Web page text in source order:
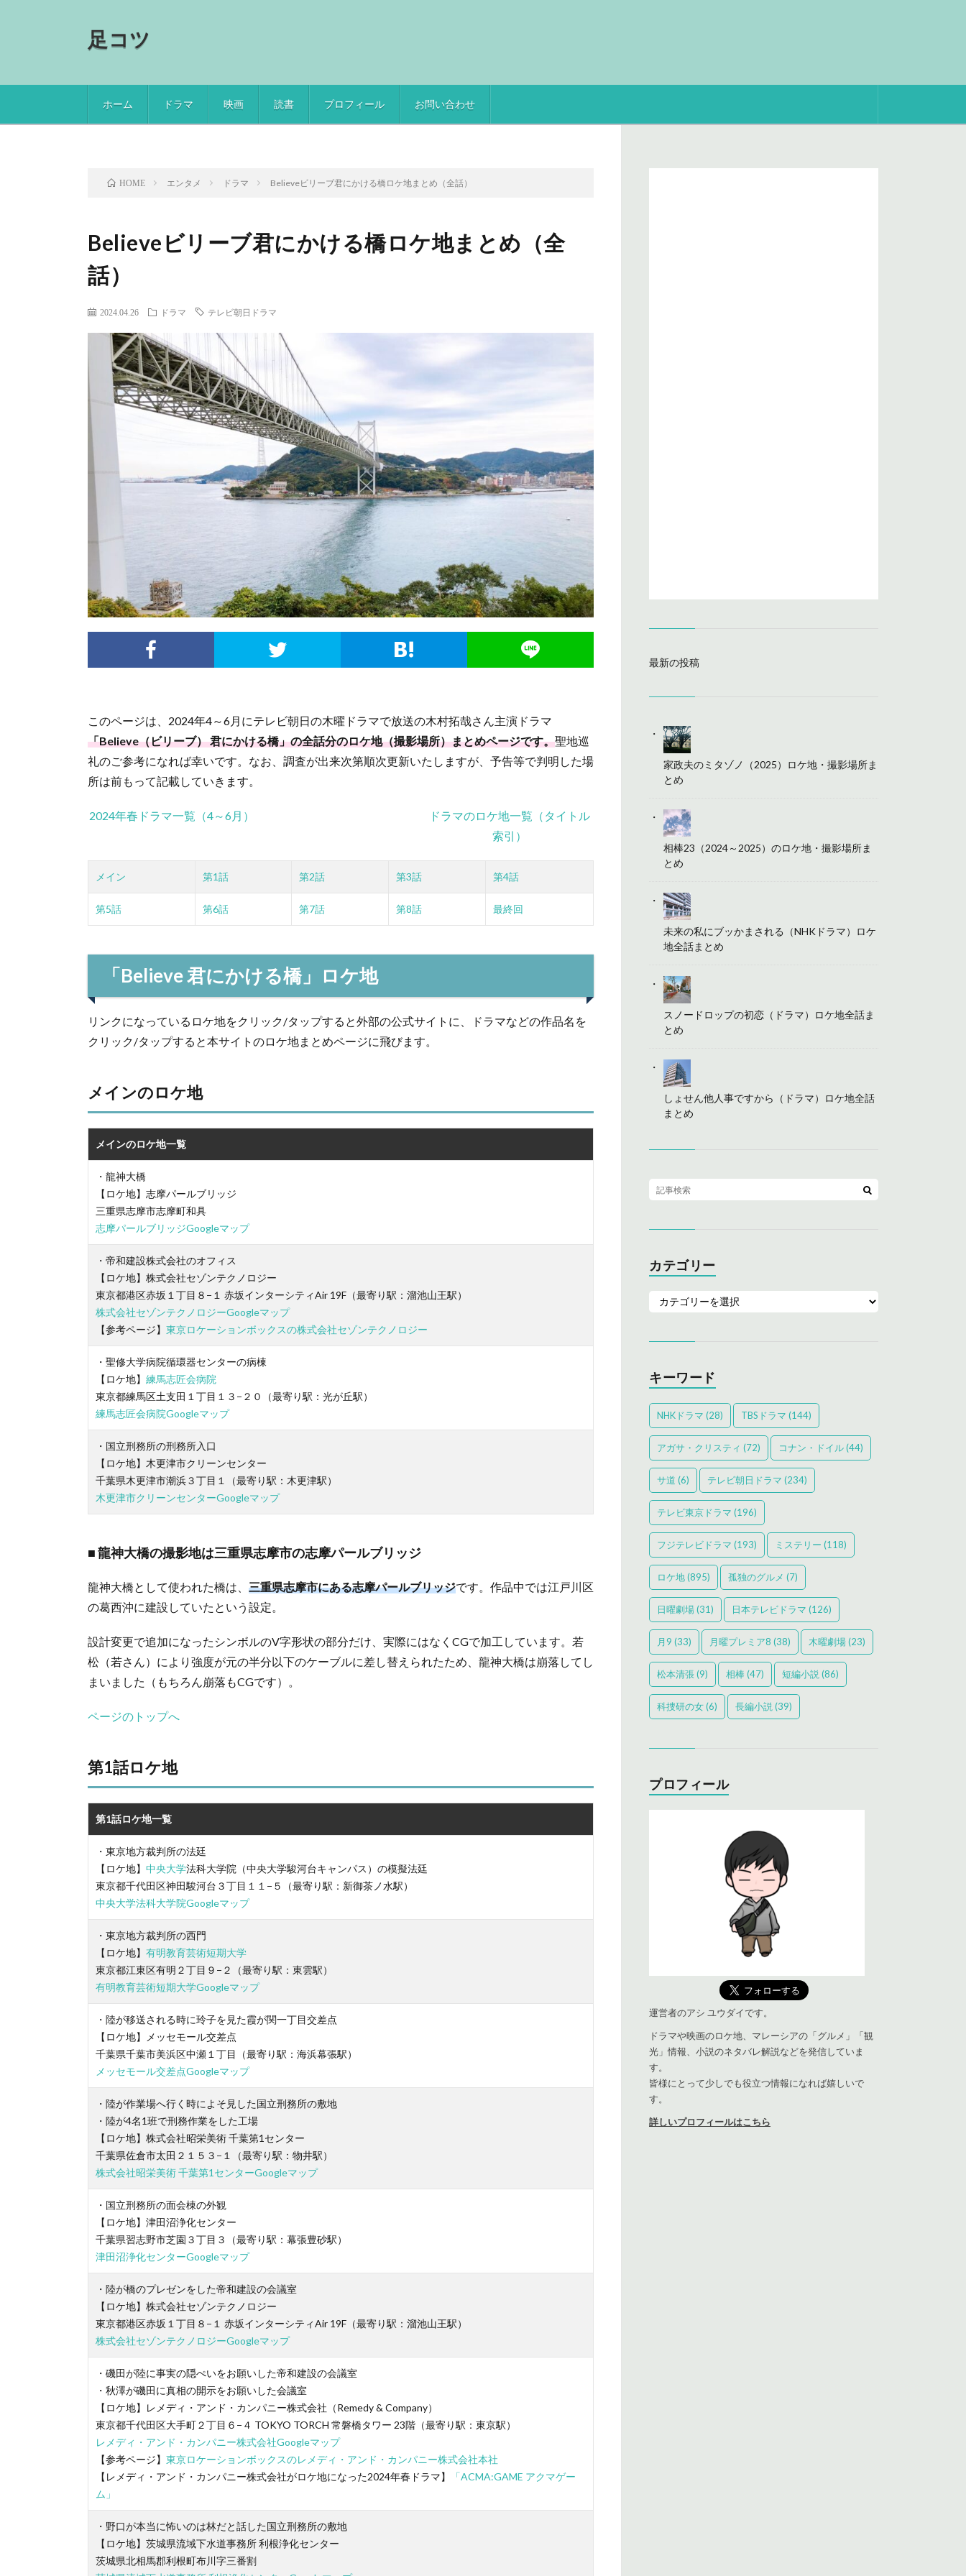
足コツ
ホーム ドラマ 映画 読書 プロフィール お問い合わせ
HOME エンタメ ドラマ Believeビリーブ君にかける橋ロケ地まとめ（全話）
Believeビリーブ君にかける橋ロケ地まとめ（全
話）
2024.04.26 ドラマ テレビ朝日ドラマ
このページは、2024年4～6月にテレビ朝日の木曜ドラマで放送の木村拓哉さん主演ドラマ
「Believe（ビリーブ） 君にかける橋」の全話分のロケ地（撮影場所）まとめページです。聖地巡
礼のご参考になれば幸いです。なお、調査が出来次第順次更新いたしますが、予告等で判明した場
所は前もって記載していきます。
2024年春ドラマ一覧（4～6月）
ドラマのロケ地一覧（タイトル
索引）
メイン 第1話 第2話 第3話 第4話
第5話 第6話 第7話 第8話 最終回
「Believe 君にかける橋」ロケ地
リンクになっているロケ地をクリック/タップすると外部の公式サイトに、ドラマなどの作品名を
クリック/タップすると本サイトのロケ地まとめページに飛びます。
メインのロケ地
メインのロケ地一覧
・龍神大橋
【ロケ地】志摩パールブリッジ
三重県志摩市志摩町和具
志摩パールブリッジGoogleマップ
・帝和建設株式会社のオフィス
【ロケ地】株式会社セゾンテクノロジー
東京都港区赤坂１丁目８−１ 赤坂インターシティAir 19F（最寄り駅：溜池山王駅）
株式会社セゾンテクノロジーGoogleマップ
【参考ページ】 東京ロケーションボックスの株式会社セゾンテクノロジー
・聖修大学病院循環器センターの病棟
【ロケ地】 練馬志匠会病院
東京都練馬区土支田１丁目１３−２０（最寄り駅：光が丘駅）
練馬志匠会病院Googleマップ
・国立刑務所の刑務所入口
【ロケ地】木更津市クリーンセンター
千葉県木更津市潮浜３丁目１（最寄り駅：木更津駅）
木更津市クリーンセンターGoogleマップ
龍神大橋の撮影地は三重県志摩市の志摩パールブリッジ
龍神大橋として使われた橋は、 三重県志摩市にある志摩パールブリッジです。作品中では江戸川区
の葛西沖に建設していたという設定。
設計変更で追加になったシンボルのV字形状の部分だけ、実際にはなくCGで加工しています。若
松（若さん）により強度が元の半分以下のケーブルに差し替えられたため、龍神大橋は崩落してし
まいました（もちろん崩落もCGです）。
ページのトップへ
第1話ロケ地
第1話ロケ地一覧
・東京地方裁判所の法廷
【ロケ地】 中央大学法科大学院（中央大学駿河台キャンパス）の模擬法廷
東京都千代田区神田駿河台３丁目１１−５（最寄り駅：新御茶ノ水駅）
中央大学法科大学院Googleマップ
・東京地方裁判所の西門
【ロケ地】 有明教育芸術短期大学
東京都江東区有明２丁目９−２（最寄り駅：東雲駅）
有明教育芸術短期大学Googleマップ
・陸が移送される時に玲子を見た霞が関一丁目交差点
【ロケ地】メッセモール交差点
千葉県千葉市美浜区中瀬１丁目（最寄り駅：海浜幕張駅）
メッセモール交差点Googleマップ
・陸が作業場へ行く時によそ見した国立刑務所の敷地
・陸が4名1班で刑務作業をした工場
【ロケ地】株式会社昭栄美術 千葉第1センター
千葉県佐倉市太田２１５３−１（最寄り駅：物井駅）
株式会社昭栄美術 千葉第1センターGoogleマップ
・国立刑務所の面会棟の外観
【ロケ地】津田沼浄化センター
千葉県習志野市芝園３丁目３（最寄り駅：幕張豊砂駅）
津田沼浄化センターGoogleマップ
・陸が橋のプレゼンをした帝和建設の会議室
【ロケ地】株式会社セゾンテクノロジー
東京都港区赤坂１丁目８−１ 赤坂インターシティAir 19F（最寄り駅：溜池山王駅）
株式会社セゾンテクノロジーGoogleマップ
・磯田が陸に事実の隠ぺいをお願いした帝和建設の会議室
・秋澤が磯田に真相の開示をお願いした会議室
【ロケ地】レメディ・アンド・カンパニー株式会社（Remedy & Company）
東京都千代田区大手町２丁目６−４ TOKYO TORCH 常磐橋タワー 23階（最寄り駅：東京駅）
レメディ・アンド・カンパニー株式会社Googleマップ
【参考ページ】 東京ロケーションボックスのレメディ・アンド・カンパニー株式会社本社
【レメディ・アンド・カンパニー株式会社がロケ地になった2024年春ドラマ】
「ACMA:GAME アクマゲー
ム」
・野口が本当に怖いのは林だと話した国立刑務所の敷地
【ロケ地】茨城県流域下水道事務所 利根浄化センター
茨城県北相馬郡利根町布川字三番割
最新の投稿
家政夫のミタゾノ（2025）ロケ地・撮影場所ま
とめ
相棒23（2024～2025）のロケ地・撮影場所ま
とめ
未来の私にブッかまされる（NHKドラマ）ロケ
地全話まとめ
スノードロップの初恋（ドラマ）ロケ地全話ま
とめ
しょせん他人事ですから（ドラマ）ロケ地全話
まとめ
カテゴリー
キーワード
NHKドラマ (28) TBSドラマ (144)
アガサ・クリスティ (72) コナン・ドイル(44)
サ道 (6) テレビ朝日ドラマ (234)
テレビ東京ドラマ (196)
フジテレビドラマ (193) ミステリー (118)
ロケ地(895) 孤独のグルメ (7)
日曜劇場(31) 日本テレビドラマ (126)
月9 (33) 月曜プレミア8 (38) 木曜劇場(23)
松本清張(9) 相棒(47) 短編小説 (86)
科捜研の女(6) 長編小説 (39)
プロフィール
運営者のアシ ユウダイです。
ドラマや映画のロケ地、マレーシアの「グルメ」「観
光」情報、小説のネタバレ解説などを発信していま
す。
皆様にとって少しでも役立つ情報になれば嬉しいで
す。
詳しいプロフィールはこちら